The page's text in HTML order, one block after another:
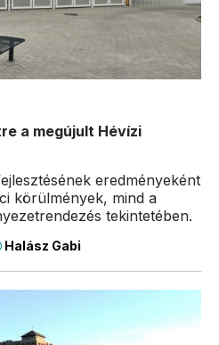
a megújult Hévízi
eredményeként
körülmények, mind a
tekintetében.
Halász Gabi